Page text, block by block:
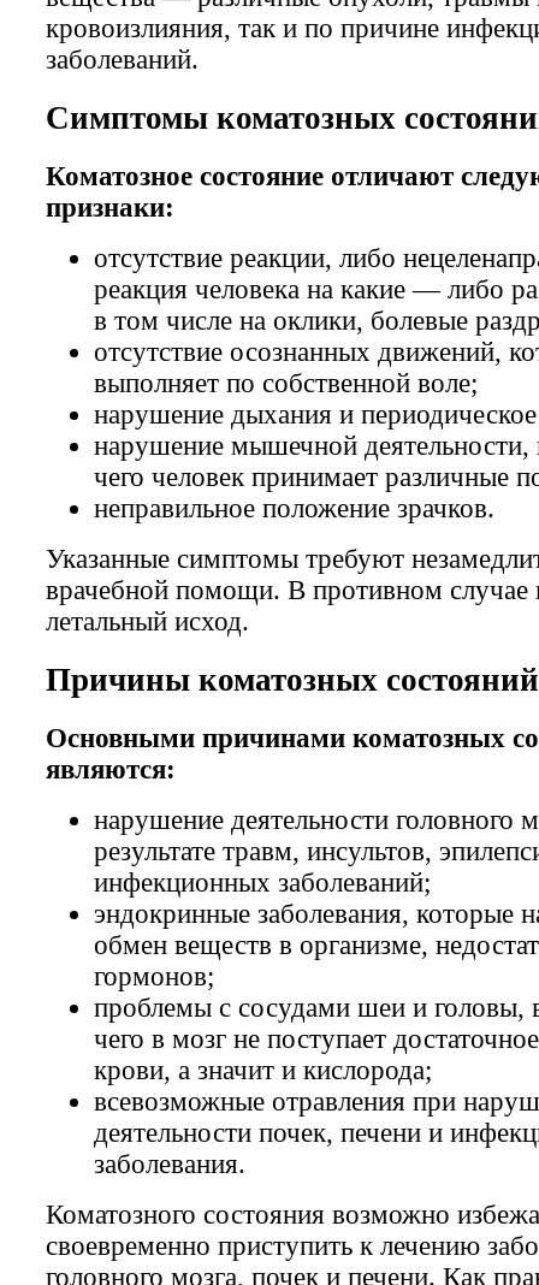
кровоизлияния, так и по причине
заболеваний.
Симптомы коматозных
Коматозное состояние отличают
признаки:
отсутствие реакции, либо
реакция человека на какие — либо
в том числе на оклики, болевые
отсутствие осознанных движений,
выполняет по собственной воле;
нарушение дыхания и периодическое
нарушение мышечной деятельности,
чего человек принимает различные
неправильное положение зрачков.
Указанные симптомы требуют
врачебной помощи. В противном случае
летальный исход.
Причины коматозных состояний
Основными причинами коматозных
являются:
нарушение деятельности головного
результате травм, инсультов,
инфекционных заболеваний;
эндокринные заболевания, которые
обмен веществ в организме,
гормонов;
проблемы с сосудами шеи и головы, в
чего в мозг не поступает
крови, а значит и кислорода;
всевозможные отравления при
деятельности почек, печени и
заболевания.
Коматозного состояния возможно
своевременно приступить к лечению
головного мозга, почек и печени. Как